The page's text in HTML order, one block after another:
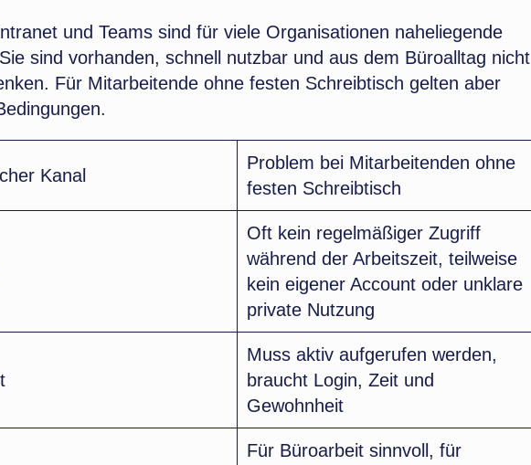
und Teams sind für viele Organisationen naheliegende
sind vorhanden, schnell nutzbar und aus dem Büroalltag nicht
Für Mitarbeitende ohne festen Schreibtisch gelten aber
Kanal
Problem bei Mitarbeitenden ohne
festen Schreibtisch
Oft kein regelmäßiger Zugriff
während der Arbeitszeit, teilweise
kein eigener Account oder unklare
private Nutzung
Muss aktiv aufgerufen werden,
braucht Login, Zeit und
Gewohnheit
Für Büroarbeit sinnvoll, für